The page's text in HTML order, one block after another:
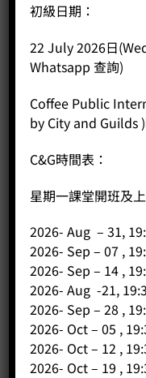
公司
初級日期：
22 July 2026日
Whatsapp 查詢)
Coffee Public
by City and Guilds )
C&G時間表：
星期一課堂開班及
2026- Aug – 31,
2026- Sep – 07 ,
2026- Sep – 14 ,
2026- Aug -21,
2026- Sep – 28 ,
2026- Oct – 05 ,
2026- Oct – 12 ,
2026- Oct – 19 ,